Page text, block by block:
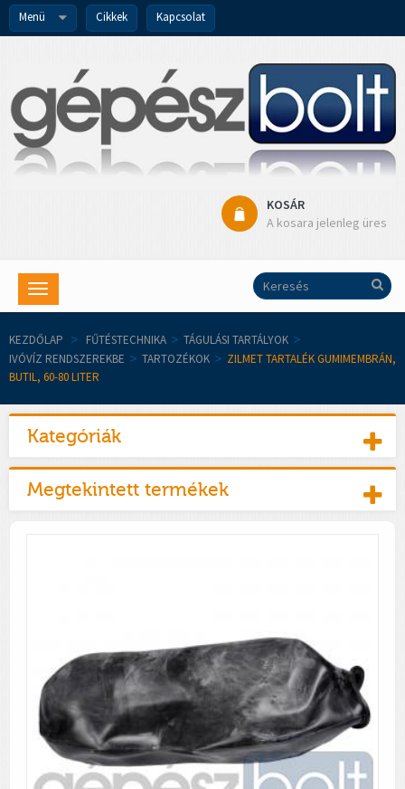
Menü Cikkek Kapcsolat
KOSÁR
A kosara jelenleg üres
Toggle
navigation
KEZDŐLAP > FŰTÉSTECHNIKA > TÁGULÁSI TARTÁLYOK >
IVÓVÍZ RENDSZEREKBE > TARTOZÉKOK > ZILMET TARTALÉK GUMIMEMBRÁN,
BUTIL, 60-80 LITER
Kategóriák
Megtekintett termékek